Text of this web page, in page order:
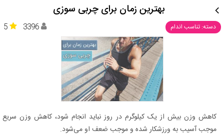
بهترین زمان برای چربی سوزی
دسته: تناسب اندام 5 3396
کاهش وزن بیش از یک کیلوگرم در روز نباید انجام شود، کاهش وزن سریع
موجب آسیب به ورزشکار شده و موجب ضعف او می‌شود.